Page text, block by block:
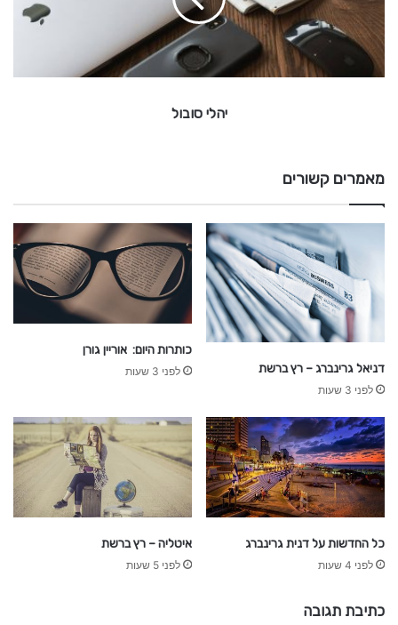
ו
ב
ל
יהלי סובול
מאמרים קשורים
דניאל גרינברג – רץ ברשת
לפני 3 שעות
כותרות היום: אוריין גורן
לפני 3 שעות
כל החדשות על דנית גרינברג
לפני 4 שעות
איטליה – רץ ברשת
לפני 5 שעות
כתיבת תגובה